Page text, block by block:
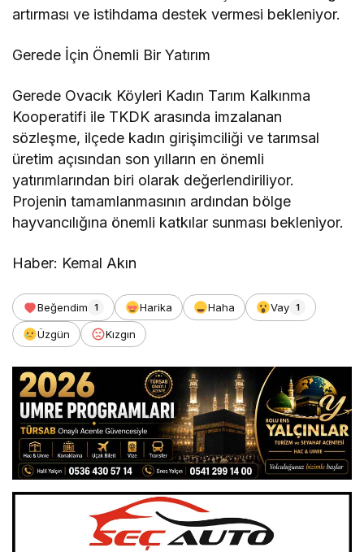
artırması ve istihdama destek vermesi bekleniyor.
Gerede İçin Önemli Bir Yatırım
Gerede Ovacık Köyleri Kadın Tarım Kalkınma
Kooperatifi ile TKDK arasında imzalanan
sözleşme, ilçede kadın girişimciliği ve tarımsal
üretim açısından son yılların en önemli
yatırımlarından biri olarak değerlendiriliyor.
Projenin tamamlanmasının ardından bölge
hayvancılığına önemli katkılar sunması bekleniyor.
Haber: Kemal Akın
Beğendim 1 Harika Haha Vay 1
Üzgün Kızgın